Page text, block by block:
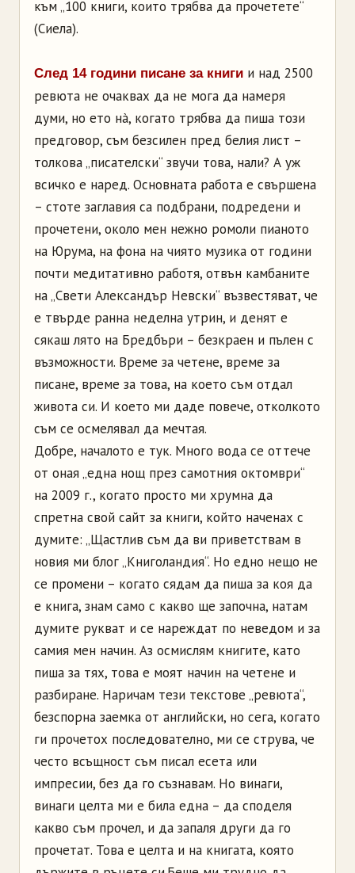
към „100 книги, които трябва да прочетете“
(Сиела).
След 14 години писане за книги и над 2500
ревюта не очаквах да не мога да намеря
думи, но ето нà, когато трябва да пиша този
предговор, съм безсилен пред белия лист –
толкова „писателски“ звучи това, нали? А уж
всичко е наред. Основната работа е свършена
– стоте заглавия са подбрани, подредени и
прочетени, около мен нежно ромоли пианото
на Юрума, на фона на чиято музика от години
почти медитативно работя, отвън камбаните
на „Свети Александър Невски“ възвестяват, че
е твърде ранна неделна утрин, и денят е
сякаш лято на Бредбъри – безкраен и пълен с
възможности. Време за четене, време за
писане, време за това, на което съм отдал
живота си. И което ми даде повече, отколкото
съм се осмелявал да мечтая.
Добре, началото е тук. Много вода се оттече
от оная „една нощ през самотния октомври“
на 2009 г., когато просто ми хрумна да
спретна свой сайт за книги, който наченах с
думите: „Щастлив съм да ви приветствам в
новия ми блог „Книголандия“. Но едно нещо не
се промени – когато сядам да пиша за коя да
е книга, знам само с какво ще започна, натам
думите рукват и се нареждат по неведом и за
самия мен начин. Аз осмислям книгите, като
пиша за тях, това е моят начин на четене и
разбиране. Наричам тези текстове „ревюта“,
безспорна заемка от английски, но сега, когато
ги прочетох последователно, ми се струва, че
често всъщност съм писал есета или
импресии, без да го съзнавам. Но винаги,
винаги целта ми е била една – да споделя
какво съм прочел, и да запаля други да го
прочетат. Това е целта и на книгата, която